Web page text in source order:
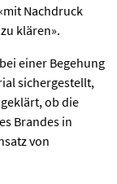
Nachdruck
klären».
einer Begehung
sichergestellt,
ob die
Brandes in
von